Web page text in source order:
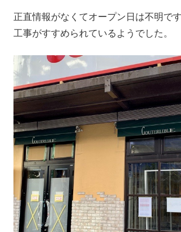
正直情報がなくてオープン日は不明で
工事がすすめられているようでした。